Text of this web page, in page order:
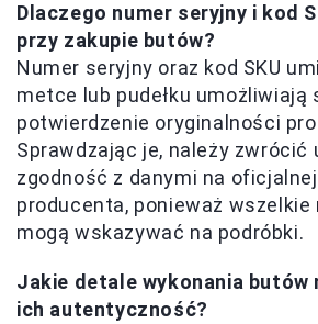
Dlaczego numer seryjny i kod
przy zakupie butów?
Numer seryjny oraz kod SKU
metce lub pudełku umożliwiają
potwierdzenie oryginalności
Sprawdzając je, należy zwrócić
zgodność z danymi na
producenta, ponieważ wszelkie
mogą wskazywać na podróbki.
Jakie detale wykonania butów
ich autentyczność?